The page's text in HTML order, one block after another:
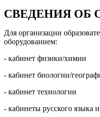
СВЕДЕНИЯ ОБ
Для организации
оборудованием:
- кабинет физики/химии
- кабинет биологии/
- кабинет технологии
- кабинеты русского языка